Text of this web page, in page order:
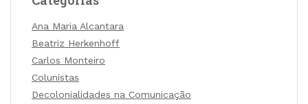
Ana Maria Alcantara
Beatriz Herkenhoff
Carlos Monteiro
Colunistas
Decolonialidades na Comunicação